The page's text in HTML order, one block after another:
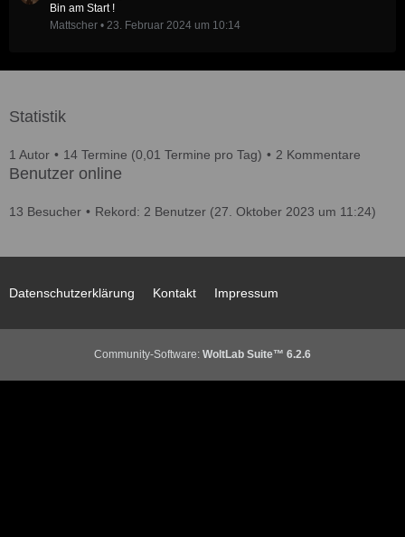
Bin am Start !
Mattscher
23. Februar 2024 um 10:14
Statistik
1 Autor 14 Termine (0,01 Termine pro Tag) 2 Kommentare
Benutzer online
13 Besucher Rekord: 2 Benutzer (27. Oktober 2023 um 11:24)
Datenschutzerklärung Kontakt Impressum
Community-Software: WoltLab Suite™ 6.2.6